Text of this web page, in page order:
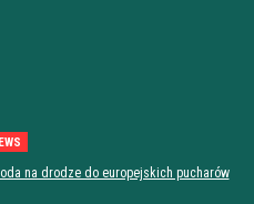
na drodze do europejskich pucharów